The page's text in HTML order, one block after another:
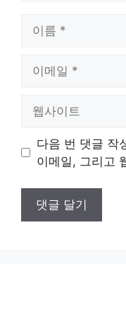
트
다음 번 댓글 작
이메일, 그리고